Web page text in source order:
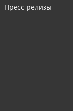
Пресс-релизы